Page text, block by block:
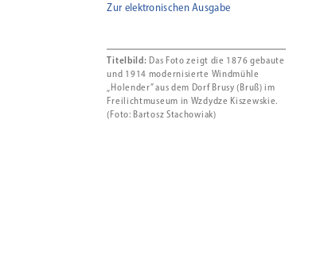
Zur elektronischen Ausgabe
Titelbild: Das Foto zeigt die 1876 gebaute
und 1914 modernisierte Windmühle
„Holender” aus dem Dorf Brusy (Bruß) im
Freilichtmuseum in Wzdydze Kiszewskie.
(Foto: Bartosz Stachowiak)